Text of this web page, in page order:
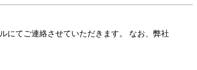
にてご連絡させていただきます。 なお、弊社